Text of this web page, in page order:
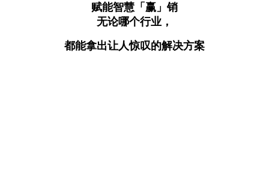
赋能智慧「赢」销
无论哪个行业，
都能拿出让人惊叹的解决方案